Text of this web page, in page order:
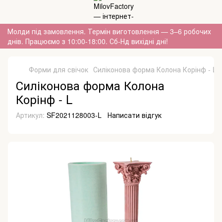
Молди під замовлення. Термін виготовлення — 3–6 робочих
днів. Працюємо з 10:00-18:00. Сб-Нд вихідні дні!
Форми для свічок Силіконова форма Колона Корінф - L
Силіконова форма Колона
Корінф - L
Артикул: SF2021128003-L Написати відгук